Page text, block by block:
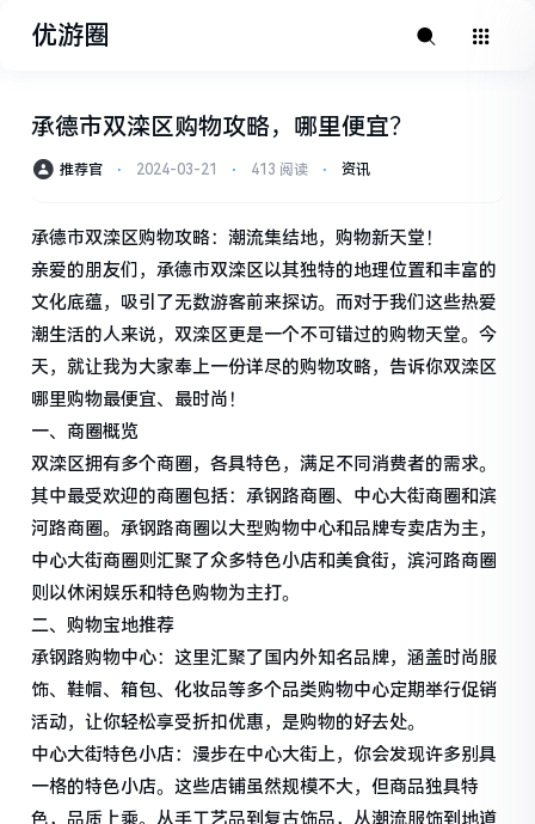
优游圈
承德市双滦区购物攻略，哪里便宜？
推荐官 ⋅ 2024-03-21 ⋅ 413 阅读 ⋅ 资讯
承德市双滦区购物攻略：潮流集结地，购物新天堂！
亲爱的朋友们，承德市双滦区以其独特的地理位置和丰富的
文化底蕴，吸引了无数游客前来探访。而对于我们这些热爱
潮生活的人来说，双滦区更是一个不可错过的购物天堂。今
天，就让我为大家奉上一份详尽的购物攻略，告诉你双滦区
哪里购物最便宜、最时尚！
一、商圈概览
双滦区拥有多个商圈，各具特色，满足不同消费者的需求。
其中最受欢迎的商圈包括：承钢路商圈、中心大街商圈和滨
河路商圈。承钢路商圈以大型购物中心和品牌专卖店为主，
中心大街商圈则汇聚了众多特色小店和美食街，滨河路商圈
则以休闲娱乐和特色购物为主打。
二、购物宝地推荐
承钢路购物中心：这里汇聚了国内外知名品牌，涵盖时尚服
饰、鞋帽、箱包、化妆品等多个品类购物中心定期举行促销
活动，让你轻松享受折扣优惠，是购物的好去处。
中心大街特色小店：漫步在中心大街上，你会发现许多别具
一格的特色小店。这些店铺虽然规模不大，但商品独具特
色，品质上乘。从手工艺品到复古饰品，从潮流服饰到地道